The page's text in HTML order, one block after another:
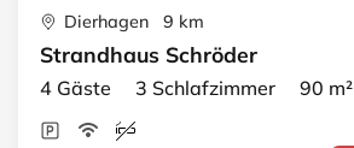
Dierhagen 9 km
Strandhaus Schröder
4 Gäste 3 Schlafzimmer 90 m²